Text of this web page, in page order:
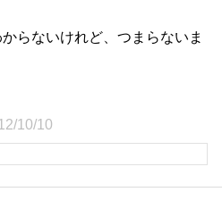
らないけれど、つまらないま
10/10